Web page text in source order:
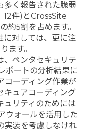
多く報告された脆弱
件)とCrossSite
5割を占めます。
に対しては、更に注
ます。
、ペンタセキュリテ
ポートの分析結果に
コーディング作業が
キュアコーディング
ュリティのためには
ウォールを活用した
装を考慮しなけれ